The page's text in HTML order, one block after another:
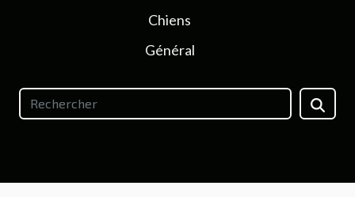
Chiens
Général